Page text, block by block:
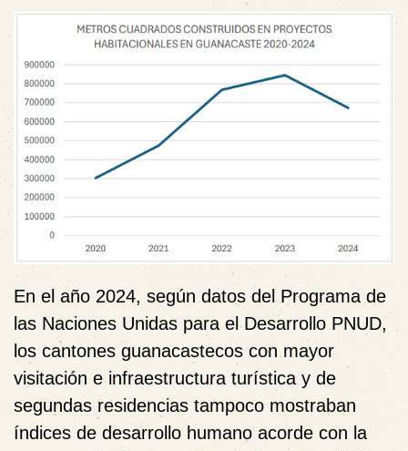
En el año 2024, según datos del Programa de
las Naciones Unidas para el Desarrollo PNUD,
los cantones guanacastecos con mayor
visitación e infraestructura turística y de
segundas residencias tampoco mostraban
índices de desarrollo humano acorde con la